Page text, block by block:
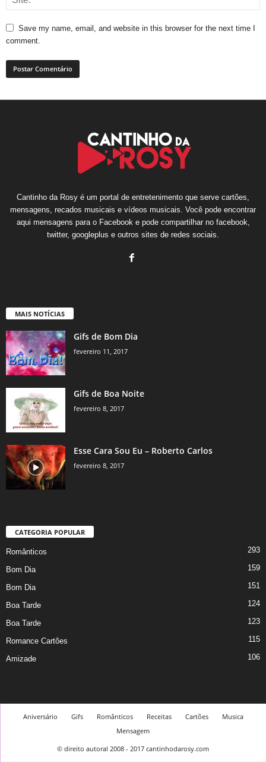
Save my name, email, and website in this browser for the next time I
comment.
Cantinho da Rosy é um portal de entretenimento que serve cartões,
mensagens, recados musicais e vídeos musicais. Você pode encontrar
aqui mensagens para o Facebook e pode compartilhar no facebook,
twitter, googleplus e outros sites de redes sociais.
MAIS NOTÍCIAS
Gifs de Bom Dia
fevereiro 11, 2017
Gifs de Boa Noite
fevereiro 8, 2017
Esse Cara Sou Eu – Roberto Carlos
fevereiro 8, 2017
CATEGORIA POPULAR
Românticos 293
Bom Dia 159
Bom Dia 151
Boa Tarde 124
Boa Tarde 123
Romance Cartões 115
Amizade 106
Aniversário Gifs Românticos Receitas Cartões
Musica
Mensagem
© direito autoral 2008 - 2017 cantinhodarosy.com